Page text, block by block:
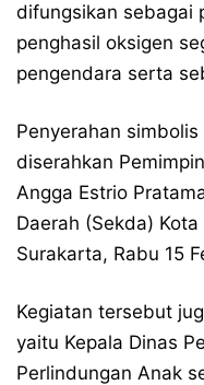
difungsikan sebagai
penghasil oksigen
pengendara serta
Penyerahan
diserahkan
Angga Estrio
Daerah (Sekda)
Surakarta, Rabu 15
Kegiatan tersebut
yaitu Kepala Dinas
Perlindungan Anak